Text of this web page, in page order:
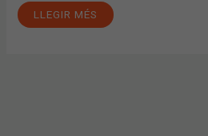
LLEGIR MÉS